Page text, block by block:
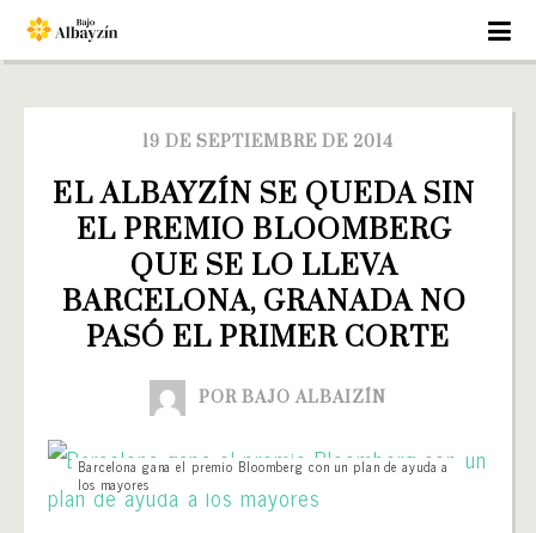
19 DE SEPTIEMBRE DE 2014
EL ALBAYZÍN SE QUEDA SIN
EL PREMIO BLOOMBERG
QUE SE LO LLEVA
BARCELONA, GRANADA NO
PASÓ EL PRIMER CORTE
POR BAJO ALBAIZÍN
Barcelona gana el premio Bloomberg con un plan de ayuda a
los mayores